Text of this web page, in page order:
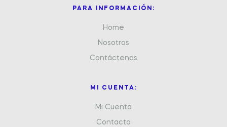
PARA INFORMACIÓN:
Home
Nosotros
Contáctenos
MI CUENTA:
Mi Cuenta
Contacto